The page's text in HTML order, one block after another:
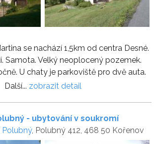
se nachází 1,5km od centra Desné.
Samota. Velký neoplocený pozemek.
U chaty je parkoviště pro dvě auta.
Další... zobrazit detail
- ubytování v soukromí
Polubný, Polubný 412, 468 50 Kořenov